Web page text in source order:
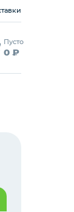
Пусто
0 ₽